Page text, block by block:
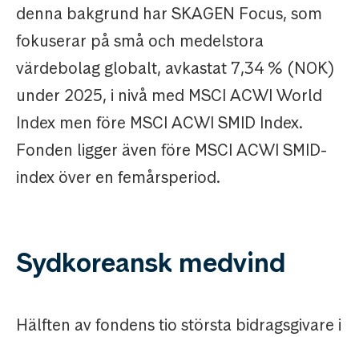
denna bakgrund har SKAGEN Focus, som
fokuserar på små och medelstora
värdebolag globalt, avkastat 7,34 % (NOK)
under 2025, i nivå med MSCI ACWI World
Index men före MSCI ACWI SMID Index.
Fonden ligger även före MSCI ACWI SMID-
index över en femårsperiod.
Sydkoreansk medvind
Hälften av fondens tio största bidragsgivare i